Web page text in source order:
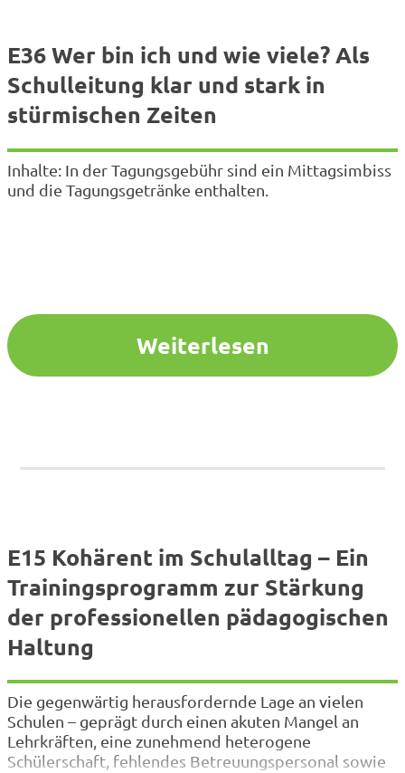
E36 Wer bin ich und wie viele? Als
Schulleitung klar und stark in
stürmischen Zeiten
Inhalte: In der Tagungsgebühr sind ein Mittagsimbiss
und die Tagungsgetränke enthalten.
Weiterlesen
E15 Kohärent im Schulalltag – Ein
Trainingsprogramm zur Stärkung
der professionellen pädagogischen
Haltung
Die gegenwärtig herausfordernde Lage an vielen
Schulen – geprägt durch einen akuten Mangel an
Lehrkräften, eine zunehmend heterogene
Schülerschaft, fehlendes Betreuungspersonal sowie